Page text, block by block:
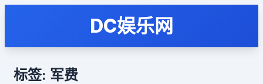
DC娱乐网
标签: 军费